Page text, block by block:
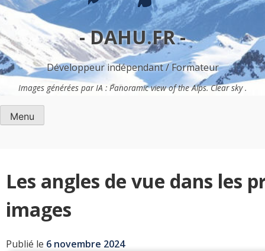
- DAHU.FR -
Développeur indépendant / Formateur
Images générées par IA : Panoramic view of the Alps. Clear sky .
Menu
Les angles de vue dans les
images
Publié le 6 novembre 2024